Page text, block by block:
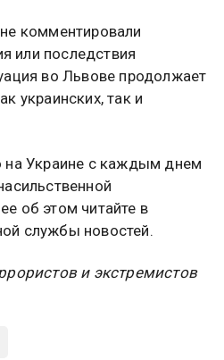
комментировали
или последствия
во Львове продолжает
украинских, так и
на Украине с каждым днем
об этом читайте в
службы новостей.
и экстремистов